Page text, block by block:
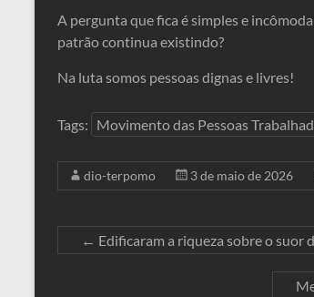
A pergunta que fica é simples e
patrão continua existindo?
Na luta somos pessoas dignas e livres!
Tags: Movimento das Pessoas
dio-terpomo 3 de maio de 2026
← Edificaram a riqueza sobre o suor